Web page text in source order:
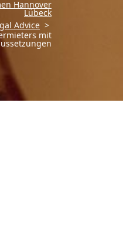
Hannover
Lübeck
Advice >
mit